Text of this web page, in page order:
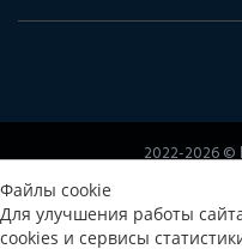
Файлы cookie
Для улучшения работы
cookies и сервисы
2022-2026 ©
Политика